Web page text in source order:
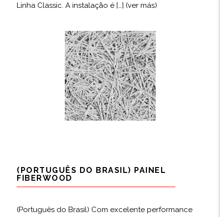
Linha Classic. A instalação é […] (ver más)
(PORTUGUÊS DO BRASIL) PAINEL
FIBERWOOD
(Português do Brasil) Com excelente performance